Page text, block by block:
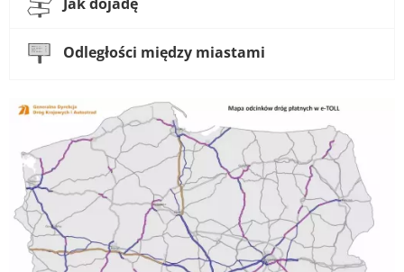
Odległości między miastami